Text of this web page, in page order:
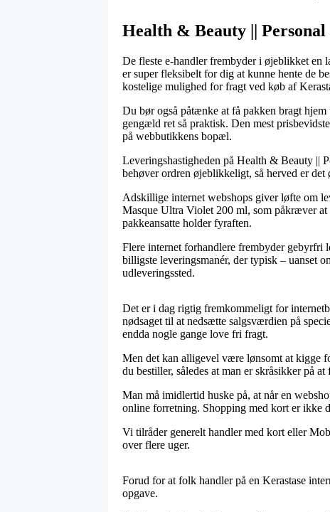
Health & Beauty ||
De fleste e-handler frembyder i øjeblikket en
er super fleksibelt for dig at kunne hente de
kostelige mulighed for fragt ved køb af
Du bør også påtænke at få pakken bragt
gengæld ret så praktisk. Den mest
på webbutikkens bopæl.
Leveringshastigheden på Health & Beauty ||
behøver ordren øjeblikkeligt, så herved er
Adskillige internet webshops giver løfte om
Masque Ultra Violet 200 ml, som påkræver
pakkeansatte holder fyraften.
Flere internet forhandlere frembyder
billigste leveringsmanér, der typisk – uanset
udleveringssted.
Det er i dag rigtig fremkommeligt for
nødsaget til at nedsætte salgsværdien på
endda nogle gange love fri fragt.
Men det kan alligevel være lønsomt at kigge
du bestiller, således at man er skråsikker på
Man må imidlertid huske på, at når en
online forretning. Shopping med kort er ikke
Vi tilråder generelt handler med kort eller
over flere uger.
Forud for at folk handler på en Kerastase
opgave.